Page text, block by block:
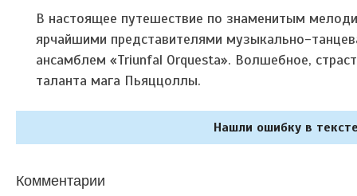
В настоящее путешествие по знаменитым
ярчайшими представителями музыкально-
ансамблем «Triunfal Orquesta». Волшебное,
таланта мага Пьяццоллы.
Нашли ошибку в
Комментарии